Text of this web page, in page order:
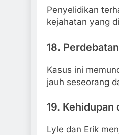
Penyelidikan
kejahatan yang
18.
Kasus ini
jauh seseorang
19. Kehidupan
Lyle dan Erik